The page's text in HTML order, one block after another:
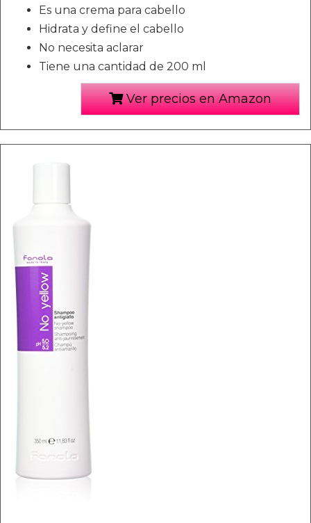
Es una crema para cabello
Hidrata y define el cabello
No necesita aclarar
Tiene una cantidad de 200 ml
Ver precios en Amazon